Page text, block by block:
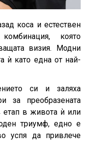
коса и естествен
която
визия. Модни
ѝ като една от най-
си и заляха
за преобразената
етап в живота ѝ или
триумф, едно е
успя да привлече